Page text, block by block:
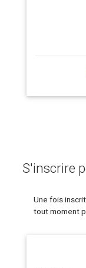
S'inscrire
Une fois
tout moment